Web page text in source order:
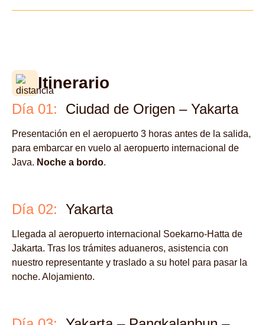
Itinerario
Día 01: Ciudad de Origen – Yakarta
Presentación en el aeropuerto 3 horas antes de la salida,
para embarcar en vuelo al aeropuerto internacional de
Java. Noche a bordo.
Día 02: Yakarta
Llegada al aeropuerto internacional Soekarno-Hatta de
Jakarta. Tras los trámites aduaneros, asistencia con
nuestro representante y traslado a su hotel para pasar la
noche. Alojamiento.